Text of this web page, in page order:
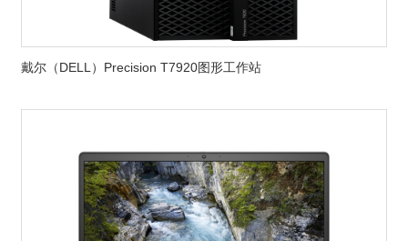
戴尔（DELL）Precision T7920图形工作站